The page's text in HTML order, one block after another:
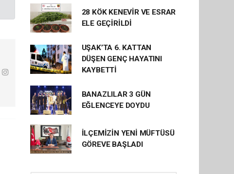
28 KÖK KENEVİR VE ESRAR
ELE GEÇİRİLDİ
UŞAK’TA 6. KATTAN
DÜŞEN GENÇ HAYATINI
KAYBETTİ
BANAZLILAR 3 GÜN
EĞLENCEYE DOYDU
İLÇEMİZİN YENİ MÜFTÜSÜ
GÖREVE BAŞLADI